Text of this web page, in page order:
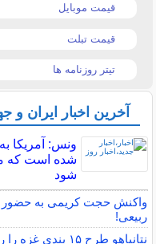
قیمت موبایل
قیمت تبلت
تیتر روزنامه ها
آخرین اخبار ایران و
ونس: آمریکا
شده است که
شود
واکنش حجت کریمی به حضور
ربیعی!
نتانیاهو طرح